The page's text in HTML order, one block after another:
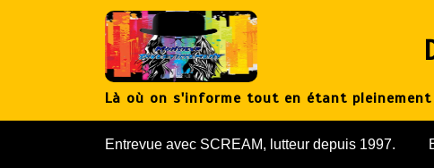
Là où on s'informe tout en étant
Entrevue avec SCREAM, lutteur depuis 1997.